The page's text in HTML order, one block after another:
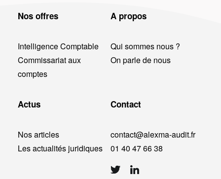
Nos offres
Intelligence Comptable
Commissariat aux
comptes
A propos
Qui sommes nous ?
On parle de nous
Actus
Nos articles
Les actualités juridiques
Contact
contact@alexma-audit.fr
01 40 47 66 38